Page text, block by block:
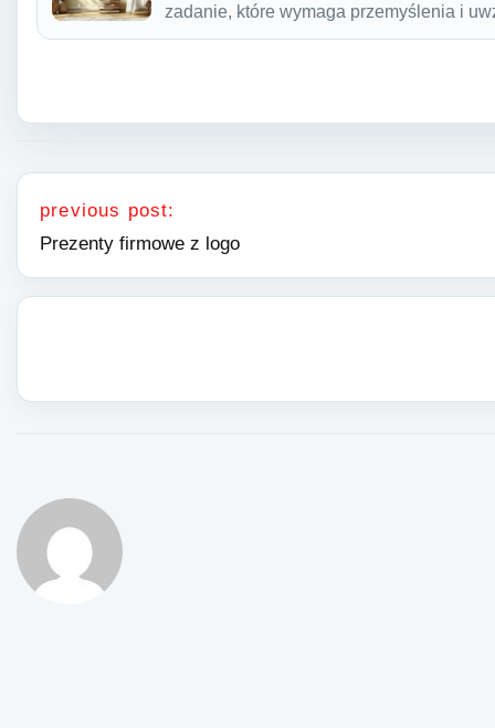
zadanie, które wymaga przemyślenia i
Nawigacja wpisu
previous post:
Prezenty firmowe z logo